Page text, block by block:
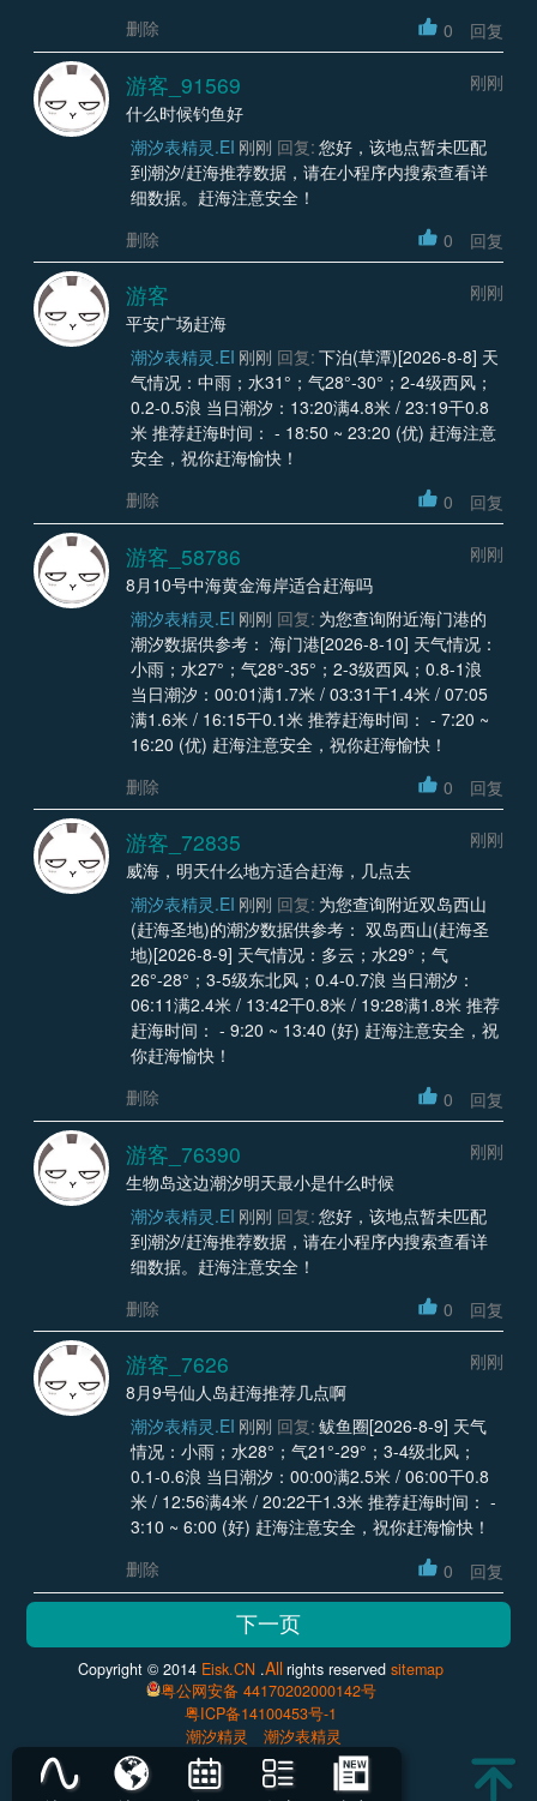
删除
0 回复
游客_91569
刚刚
什么时候钓鱼好
潮汐表精灵.EI 刚刚 回复: 您好，该地点暂未匹配
到潮汐/赶海推荐数据，请在小程序内搜索查看详
细数据。赶海注意安全！
删除
0 回复
游客
刚刚
平安广场赶海
潮汐表精灵.EI 刚刚 回复: 下泊(草潭)[2026-8-8] 天
气情况：中雨；水31°；气28°-30°；2-4级西风；
0.2-0.5浪 当日潮汐：13:20满4.8米 / 23:19干0.8
米 推荐赶海时间： - 18:50 ~ 23:20 (优) 赶海注意
安全，祝你赶海愉快！
删除
0 回复
游客_58786
刚刚
8月10号中海黄金海岸适合赶海吗
潮汐表精灵.EI 刚刚 回复: 为您查询附近海门港的
潮汐数据供参考： 海门港[2026-8-10] 天气情况：
小雨；水27°；气28°-35°；2-3级西风；0.8-1浪
当日潮汐：00:01满1.7米 / 03:31干1.4米 / 07:05
满1.6米 / 16:15干0.1米 推荐赶海时间： - 7:20 ~
16:20 (优) 赶海注意安全，祝你赶海愉快！
删除
0 回复
游客_72835
刚刚
威海，明天什么地方适合赶海，几点去
潮汐表精灵.EI 刚刚 回复: 为您查询附近双岛西山
(赶海圣地)的潮汐数据供参考： 双岛西山(赶海圣
地)[2026-8-9] 天气情况：多云；水29°；气
26°-28°；3-5级东北风；0.4-0.7浪 当日潮汐：
06:11满2.4米 / 13:42干0.8米 / 19:28满1.8米 推荐
赶海时间： - 9:20 ~ 13:40 (好) 赶海注意安全，祝
你赶海愉快！
删除
0 回复
游客_76390
刚刚
生物岛这边潮汐明天最小是什么时候
潮汐表精灵.EI 刚刚 回复: 您好，该地点暂未匹配
到潮汐/赶海推荐数据，请在小程序内搜索查看详
细数据。赶海注意安全！
删除
0 回复
游客_7626
刚刚
8月9号仙人岛赶海推荐几点啊
潮汐表精灵.EI 刚刚 回复: 鲅鱼圈[2026-8-9] 天气
情况：小雨；水28°；气21°-29°；3-4级北风；
0.1-0.6浪 当日潮汐：00:00满2.5米 / 06:00干0.8
米 / 12:56满4米 / 20:22干1.3米 推荐赶海时间： -
3:10 ~ 6:00 (好) 赶海注意安全，祝你赶海愉快！
删除
0 回复
Copyright © 2014 Eisk.CN .Allrights reservedsitemap
粤公网安备 44170202000142号
粤ICP备14100453号-1
潮汐精灵
潮汐表精灵